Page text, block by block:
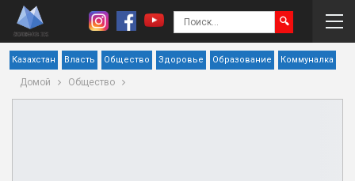
Казахстан Власть Общество Здоровье Образование Коммуналка
Домой Общество